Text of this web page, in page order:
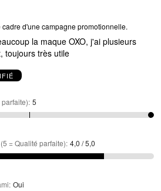
d'une campagne promotionnelle.
la maque OXO, j'ai plusieurs
toujours très utile
: 5
= Qualité parfaite): 4,0 / 5,0
: Oui